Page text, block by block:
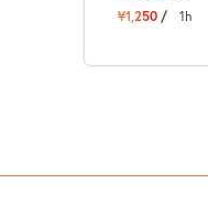
¥1,250 / 1h